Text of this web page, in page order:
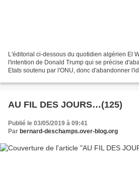
L'éditorial ci-dessous du quotidien algérien El
l'intention de Donald Trump qui se précise
Etats soutenu par l'ONU, donc d'abandonner
AU FIL DES JOURS…(125)
Publié le 03/05/2019 à 09:41
Par bernard-deschamps.over-blog.org